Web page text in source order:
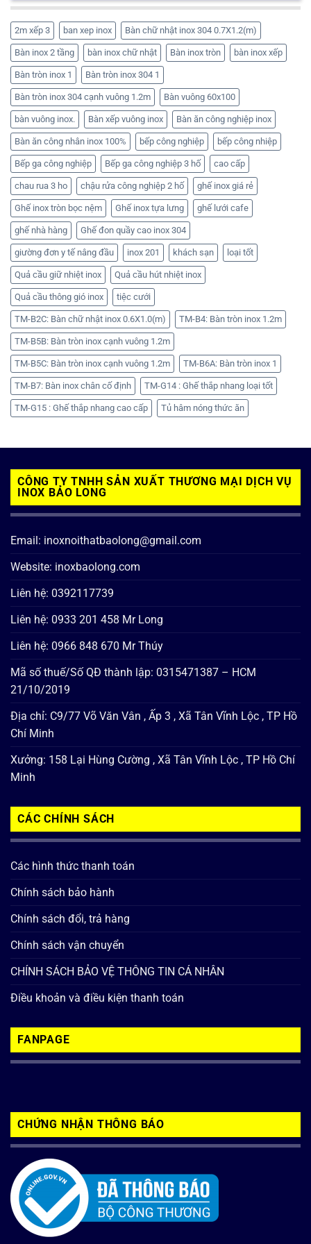
2m xếp 3 ban xep inox Bàn chữ nhật inox 304 0.7X1.2(m)
Bàn inox 2 tầng bàn inox chữ nhật Bàn inox tròn bàn inox xếp
Bàn tròn inox 1 Bàn tròn inox 304 1
Bàn tròn inox 304 cạnh vuông 1.2m Bàn vuông 60x100
bàn vuông inox. Bàn xếp vuông inox Bàn ăn công nghiệp inox
Bàn ăn công nhân inox 100% bếp công nghiệp bếp công nhiệp
Bếp ga công nghiệp Bếp ga công nghiệp 3 hố cao cấp
chau rua 3 ho chậu rửa công nghiệp 2 hố ghế inox giá rẻ
Ghế inox tròn bọc nệm Ghế inox tựa lưng ghế lưới cafe
ghế nhà hàng Ghế đon quầy cao inox 304
giường đơn y tế nâng đầu inox 201 khách sạn loại tốt
Quả cầu giữ nhiệt inox Quả cầu hút nhiệt inox
Quả cầu thông gió inox tiệc cưới
TM-B2C: Bàn chữ nhật inox 0.6X1.0(m) TM-B4: Bàn tròn inox 1.2m
TM-B5B: Bàn tròn inox cạnh vuông 1.2m
TM-B5C: Bàn tròn inox cạnh vuông 1.2m TM-B6A: Bàn tròn inox 1
TM-B7: Bàn inox chân cố định TM-G14 : Ghế thắp nhang loại tốt
TM-G15 : Ghế thắp nhang cao cấp Tủ hâm nóng thức ăn
CÔNG TY TNHH SẢN XUẤT THƯƠNG MẠI DỊCH VỤ
INOX BẢO LONG
Email: inoxnoithatbaolong@gmail.com
Website: inoxbaolong.com
Liên hệ: 0392117739
Liên hệ: 0933 201 458 Mr Long
Liên hệ: 0966 848 670 Mr Thúy
Mã số thuế/Số QĐ thành lập: 0315471387 – HCM
21/10/2019
Địa chỉ: C9/77 Võ Văn Vân , Ấp 3 , Xã Tân Vĩnh Lộc , TP Hồ
Chí Minh
Xưởng: 158 Lại Hùng Cường , Xã Tân Vĩnh Lộc , TP Hồ Chí
Minh
CÁC CHÍNH SÁCH
Các hình thức thanh toán
Chính sách bảo hành
Chính sách đổi, trả hàng
Chính sách vận chuyển
CHÍNH SÁCH BẢO VỆ THÔNG TIN CÁ NHÂN
Điều khoản và điều kiện thanh toán
FANPAGE
CHỨNG NHẬN THÔNG BÁO